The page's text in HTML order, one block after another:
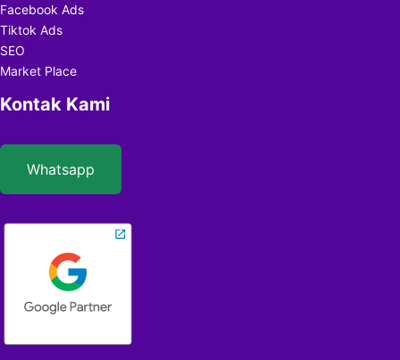
Facebook Ads
Tiktok Ads
SEO
Market Place
Kontak Kami
Whatsapp